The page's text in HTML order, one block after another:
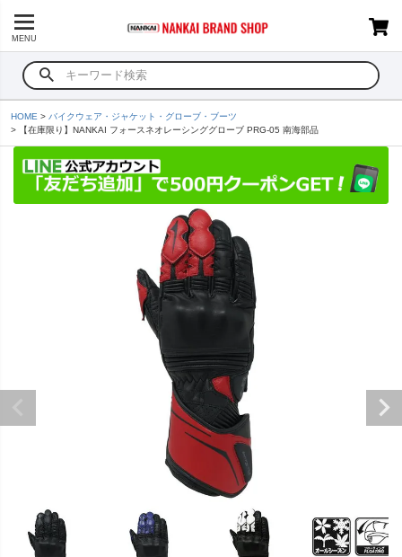
MENU
HOME
バイクウェア・ジャケット・グローブ・ブーツ
【在庫限り】NANKAI フォースネオレーシンググローブ PRG-05 南海部品